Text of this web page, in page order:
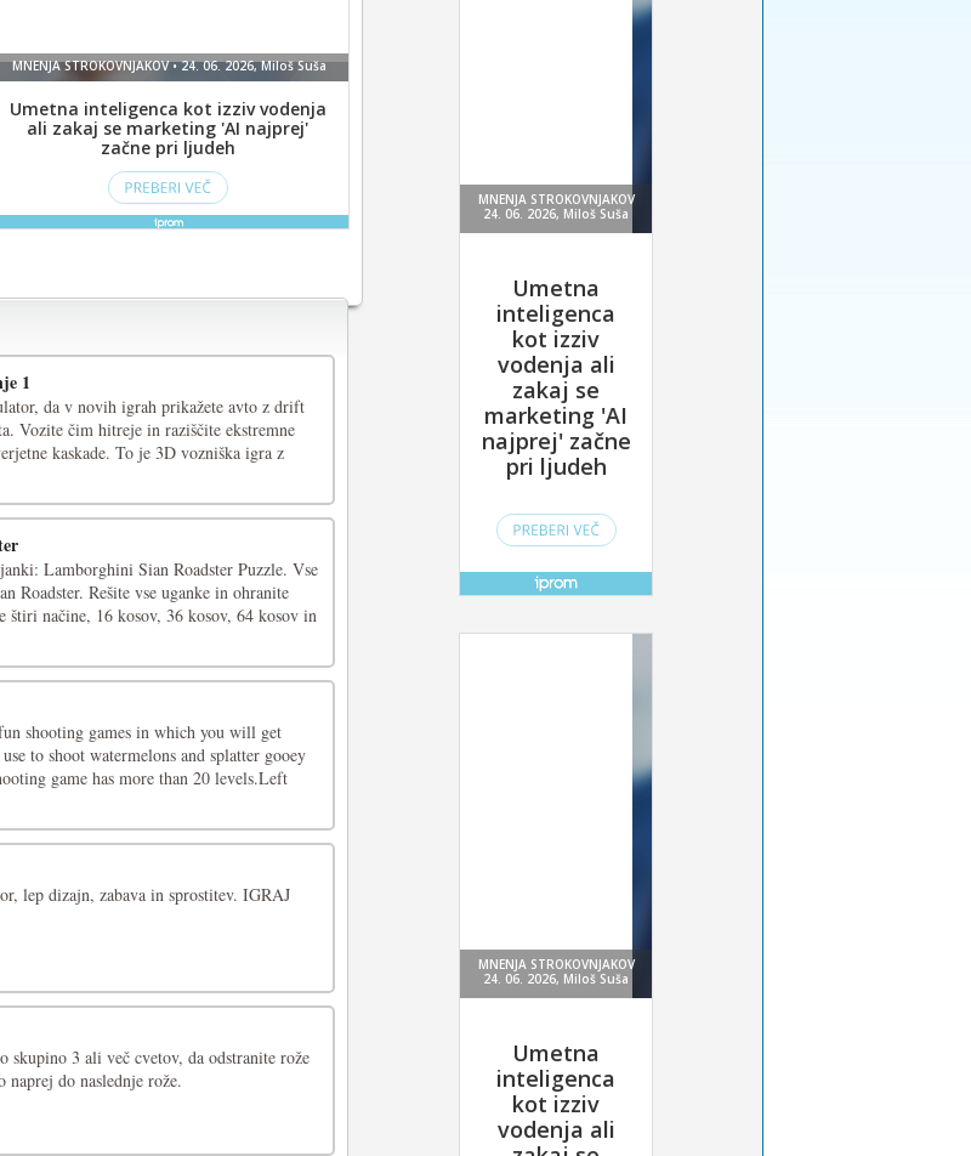
1
da v novih igrah prikažete avto z drift
Vozite čim hitreje in raziščite ekstremne
kaskade. To je 3D vozniška igra z
Lamborghini Sian Roadster Puzzle. Vse
Roadster. Rešite vse uganke in ohranite
štiri načine, 16 kosov, 36 kosov, 64 kosov in
shooting games in which you will get
to shoot watermelons and splatter gooey
game has more than 20 levels.Left
lep dizajn, zabava in sprostitev. IGRAJ
3 ali več cvetov, da odstranite rože
do naslednje rože.